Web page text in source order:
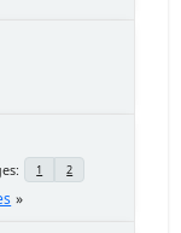
1 2